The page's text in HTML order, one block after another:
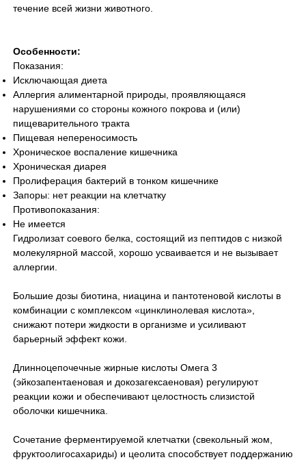
течение всей жизни животного.
Особенности:
Показания:
Исключающая диета
Аллергия алиментарной природы, проявляющаяся
нарушениями со стороны кожного покрова и (или)
пищеварительного тракта
Пищевая непереносимость
Хроническое воспаление кишечника
Хроническая диарея
Пролиферация бактерий в тонком кишечнике
Запоры: нет реакции на клетчатку
Противопоказания:
Не имеется
Гидролизат соевого белка, состоящий из пептидов с низкой
молекулярной массой, хорошо усваивается и не вызывает
аллергии.
Большие дозы биотина, ниацина и пантотеновой кислоты в
комбинации с комплексом «цинклинолевая кислота»,
снижают потери жидкости в организме и усиливают
барьерный эффект кожи.
Длинноцепочечные жирные кислоты Омега 3
(эйкозапентаеновая и докозагексаеновая) регулируют
реакции кожи и обеспечивают целостность слизистой
оболочки кишечника.
Сочетание ферментируемой клетчатки (свекольный жом,
фруктоолигосахариды) и цеолита способствует поддержанию